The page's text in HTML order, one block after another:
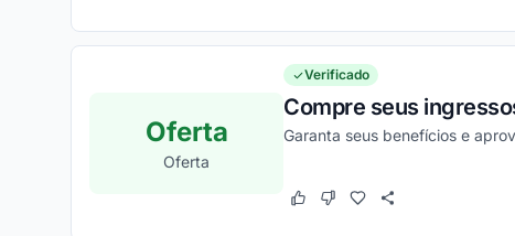
Oferta
Oferta
Verificado
Compre seus
Garanta seus benefícios e
Este cupom funcionou
Este cupom não funcionou